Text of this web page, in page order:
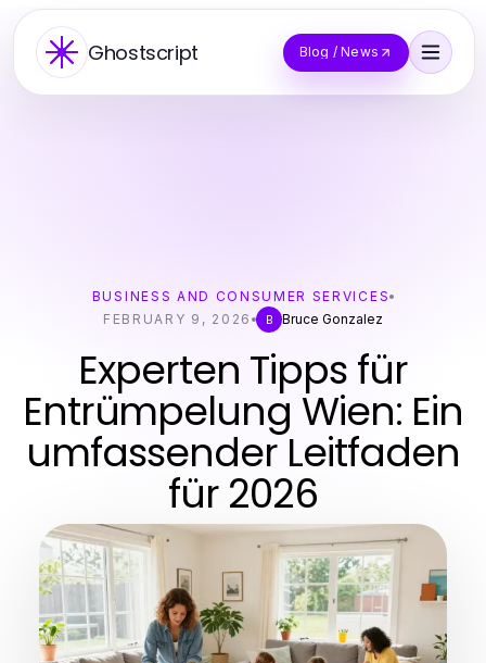
Ghostscript Blog / News
BUSINESS AND CONSUMER SERVICES
FEBRUARY 9, 2026
B Bruce Gonzalez
Experten Tipps für
Entrümpelung Wien: Ein
umfassender Leitfaden
für 2026